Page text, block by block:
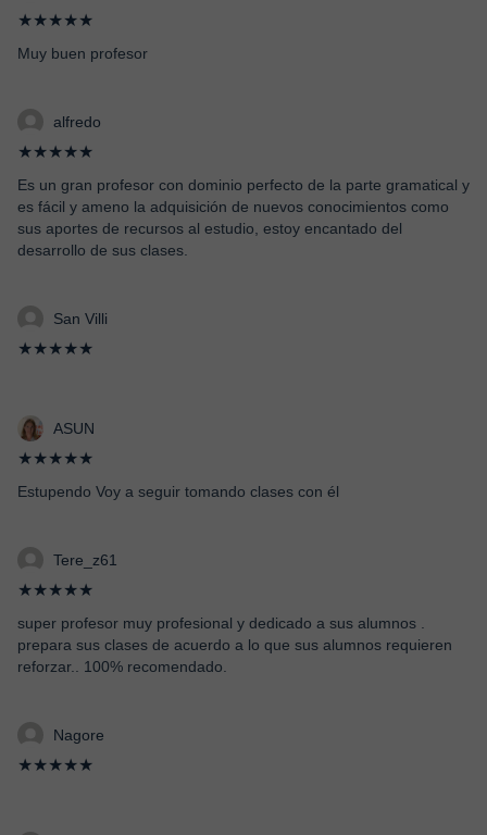
★★★★★
Muy buen profesor
alfredo
★★★★★
Es un gran profesor con dominio perfecto de la parte gramatical y
es fácil y ameno la adquisición de nuevos conocimientos como
sus aportes de recursos al estudio, estoy encantado del
desarrollo de sus clases.
San Villi
★★★★★
ASUN
★★★★★
Estupendo Voy a seguir tomando clases con él
Tere_z61
★★★★★
super profesor muy profesional y dedicado a sus alumnos .
prepara sus clases de acuerdo a lo que sus alumnos requieren
reforzar.. 100% recomendado.
Nagore
★★★★★